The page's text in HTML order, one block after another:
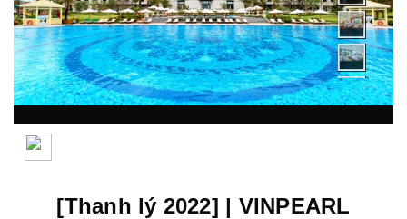
[Thanh lý 2022] | VINPEARL